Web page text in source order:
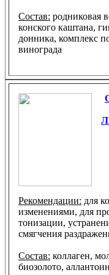
Состав: родниковая
конского каштана,
донника, комплекс
винограда
Рекомендации: для
изменениями, для
тонизации,
смягчения
Состав: коллаген,
биозолото,